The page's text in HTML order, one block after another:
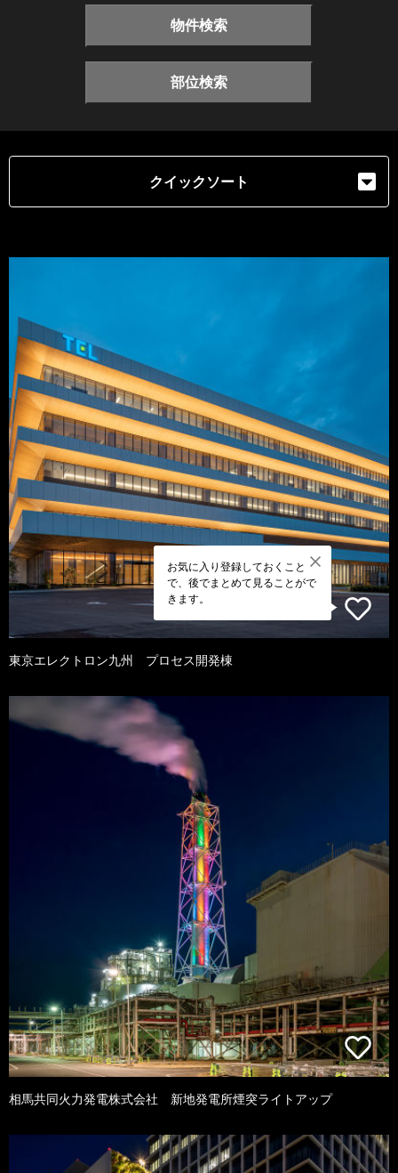
物件検索
部位検索
クイックソート
お気に入り登録しておくこと
で、後でまとめて見ることがで
きます。
東京エレクトロン九州 プロセス開発棟
相馬共同火力発電株式会社 新地発電所煙突ライトアップ